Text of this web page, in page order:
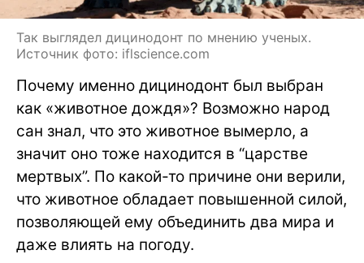
Так выглядел дицинодонт по мнению ученых.
Источник фото: iflscience.com
Почему именно дицинодонт был выбран
как «животное дождя»? Возможно народ
сан знал, что это животное вымерло, а
значит оно тоже находится в “царстве
мертвых”. По какой-то причине они верили,
что животное обладает повышенной силой,
позволяющей ему объединить два мира и
даже влиять на погоду.